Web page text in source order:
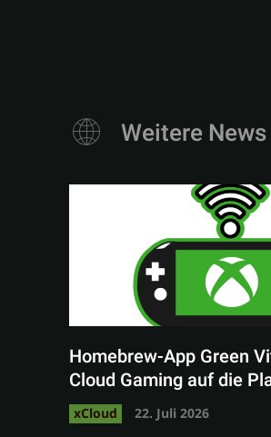
Weitere News
Homebrew-App Green
Cloud Gaming auf die
xCloud 22. Juli 2026